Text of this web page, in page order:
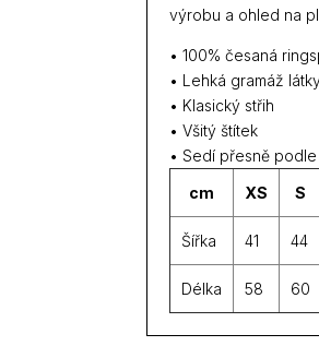
výrobu a ohled na
• 100% česaná
• Lehká gramáž
• Klasický střih
• Všitý štítek
• Sedí přesně
cm
XS S
Šířka 41 44
Délka 58 60